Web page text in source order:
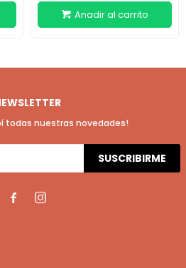
todas nuestras novedades!
SUSCRIBIRME
 